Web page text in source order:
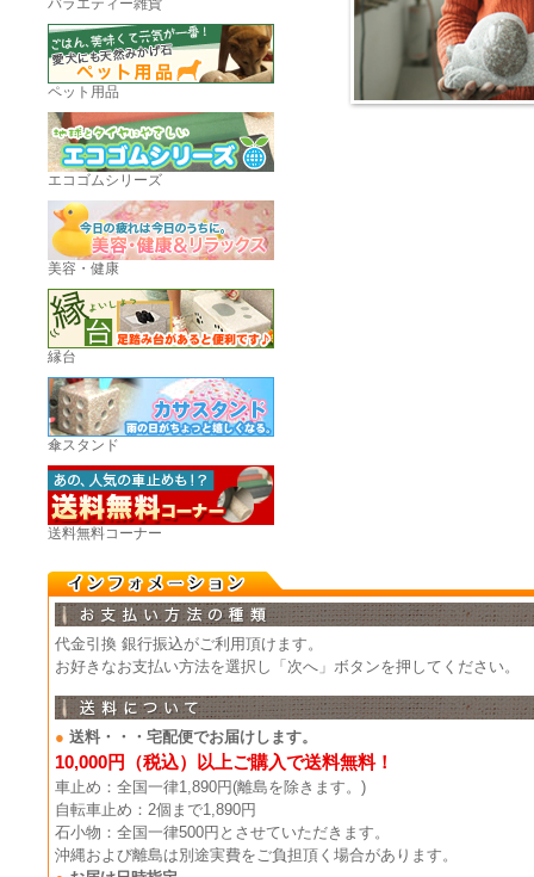
バラエティー雑貨
ペット用品
エコゴムシリーズ
美容・健康
縁台
傘スタンド
送料無料コーナー
代金引換 銀行振込がご利用頂けます。
お好きなお支払い方法を選択し「次へ」ボタンを押してください。
● 送料・・・宅配便でお届けします。
10,000円（税込）以上ご購入で送料無料！
車止め：全国一律1,890円(離島を除きます。)
自転車止め：2個まで1,890円
石小物：全国一律500円とさせていただきます。
沖縄および離島は別途実費をご負担頂く場合があります。